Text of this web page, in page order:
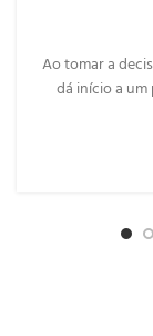
Ao tomar a
dá início a um